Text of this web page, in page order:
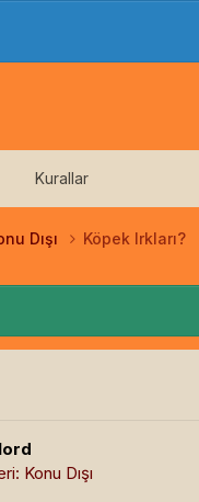
Kurallar
Dışı Köpek Irkları?
Konu Dışı